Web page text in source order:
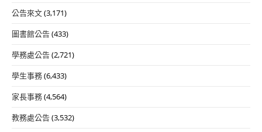
公告來文(3,171)
圖書館公告(433)
學務處公告(2,721)
學生事務(6,433)
家長事務(4,564)
教務處公告(3,532)